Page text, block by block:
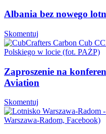
Albania bez nowego
Skomentuj
Zaproszenie na
Aviation
Skomentuj